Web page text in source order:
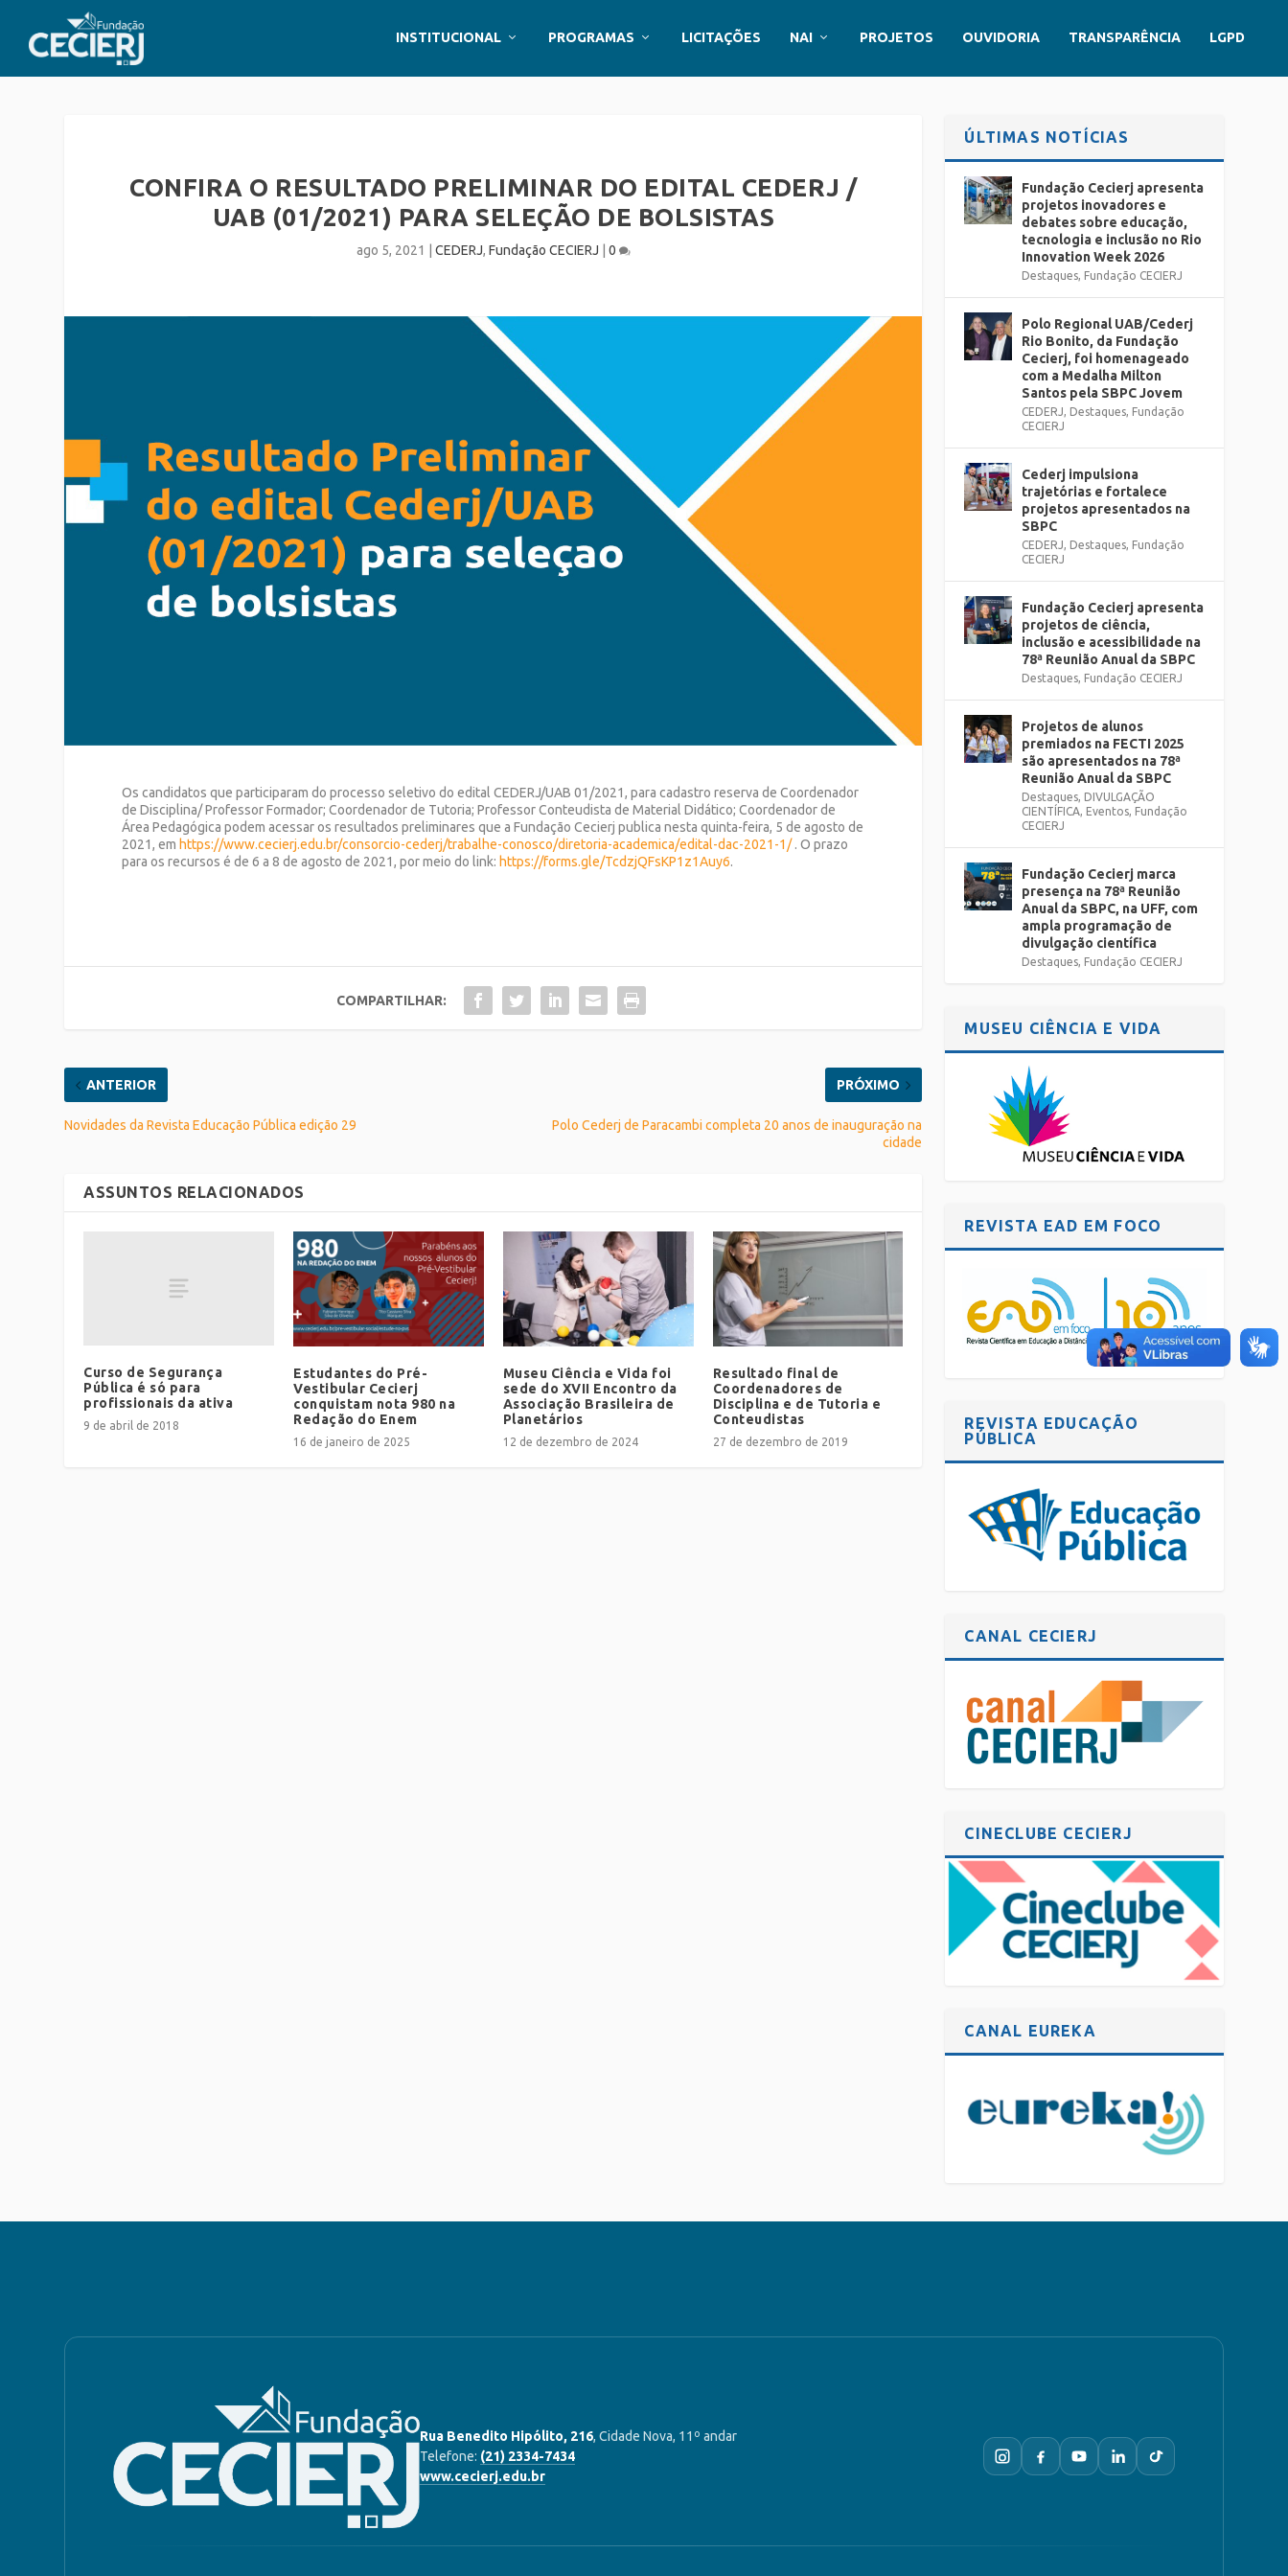
INSTITUCIONAL PROGRAMAS LICITAÇÕES NAI PROJETOS OUVIDORIA TRANSPARÊNCIA LGPD
CONFIRA O RESULTADO PRELIMINAR DO EDITAL CEDERJ /
UAB (01/2021) PARA SELEÇÃO DE BOLSISTAS
ago 5, 2021 CEDERJ, Fundação CECIERJ 0
Os candidatos que participaram do processo seletivo do edital CEDERJ/UAB 01/2021, para cadastro reserva de Coordenador
de Disciplina/ Professor Formador; Coordenador de Tutoria; Professor Conteudista de Material Didático; Coordenador de
Área Pedagógica podem acessar os resultados preliminares que a Fundação Cecierj publica nesta quinta-feira, 5 de agosto de
2021, em https://www.cecierj.edu.br/consorcio-cederj/trabalhe-conosco/diretoria-academica/edital-dac-2021-1/. O prazo
para os recursos é de 6 a 8 de agosto de 2021, por meio do link: https://forms.gle/TcdzjQFsKP1z1Auy6.
COMPARTILHAR:
ANTERIOR
Novidades da Revista Educação Pública edição 29
PRÓXIMO
Polo Cederj de Paracambi completa 20 anos de inauguração na
cidade
ASSUNTOS RELACIONADOS
Curso de Segurança
Pública é só para
profissionais da ativa
9 de abril de 2018
Estudantes do Pré-
Vestibular Cecierj
conquistam nota 980 na
Redação do Enem
16 de janeiro de 2025
Museu Ciência e Vida foi
sede do XVII Encontro da
Associação Brasileira de
Planetários
12 de dezembro de 2024
Resultado final de
Coordenadores de
Disciplina e de Tutoria e
Conteudistas
27 de dezembro de 2019
ÚLTIMAS NOTÍCIAS
Fundação Cecierj apresenta
projetos inovadores e
debates sobre educação,
tecnologia e inclusão no Rio
Innovation Week 2026
Destaques, Fundação CECIERJ
Polo Regional UAB/Cederj
Rio Bonito, da Fundação
Cecierj, foi homenageado
com a Medalha Milton
Santos pela SBPC Jovem
CEDERJ, Destaques, Fundação
CECIERJ
Cederj impulsiona
trajetórias e fortalece
projetos apresentados na
SBPC
CEDERJ, Destaques, Fundação
CECIERJ
Fundação Cecierj apresenta
projetos de ciência,
inclusão e acessibilidade na
78ª Reunião Anual da SBPC
Destaques, Fundação CECIERJ
Projetos de alunos
premiados na FECTI 2025
são apresentados na 78ª
Reunião Anual da SBPC
Destaques, DIVULGAÇÃO
CIENTÍFICA, Eventos, Fundação
CECIERJ
Fundação Cecierj marca
presença na 78ª Reunião
Anual da SBPC, na UFF, com
ampla programação de
divulgação científica
Destaques, Fundação CECIERJ
MUSEU CIÊNCIA E VIDA
REVISTA EAD EM FOCO
REVISTA EDUCAÇÃO
PÚBLICA
CANAL CECIERJ
CINECLUBE CECIERJ
CANAL EUREKA
Rua Benedito Hipólito, 216, Cidade Nova, 11º andar
Telefone: (21) 2334-7434
www.cecierj.edu.br